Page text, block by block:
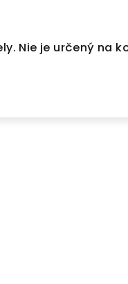
Nie je určený na